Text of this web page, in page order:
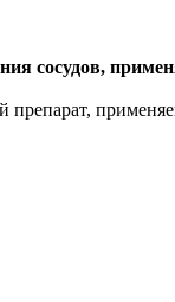
сосудов,